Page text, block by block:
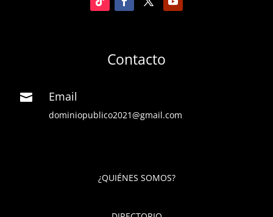
Contacto
 Email
dominiopublico2021@gmail.com
¿QUIÉNES SOMOS?